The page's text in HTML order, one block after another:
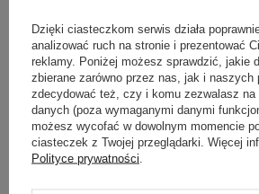
Pudru pozwala zapobiec nadmiernemu
skóry i pomaga utrwalić makijaż.
naturalny efekt, nie można nałożyć go
to odpowiednipędzel do pudru.
W naszej ofercie znajdziesz np.
Annabelle Minerals. Są powszechnie
także eleganckiego designu. Nie tylko
równomiernie rozprowadzić puder na
będą wspaniale się prezentować na
Dzięki ciasteczkom serwis działa
analizować ruch na stronie i prezentować
reklamy. Poniżej możesz sprawdzić, jakie
zbierane zarówno przez nas, jak i naszych
zdecydować też, czy i komu zezwalasz na
danych (poza wymaganymi danymi
możesz wycofać w dowolnym momencie
ciasteczek z Twojej przeglądarki. Więcej
Polityce prywatności